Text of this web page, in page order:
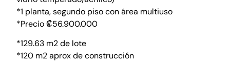
*1 planta, segundo piso con área multiuso
*Precio ₡56.900.000
*129.63 m2 de lote
*120 m2 aprox de construcción